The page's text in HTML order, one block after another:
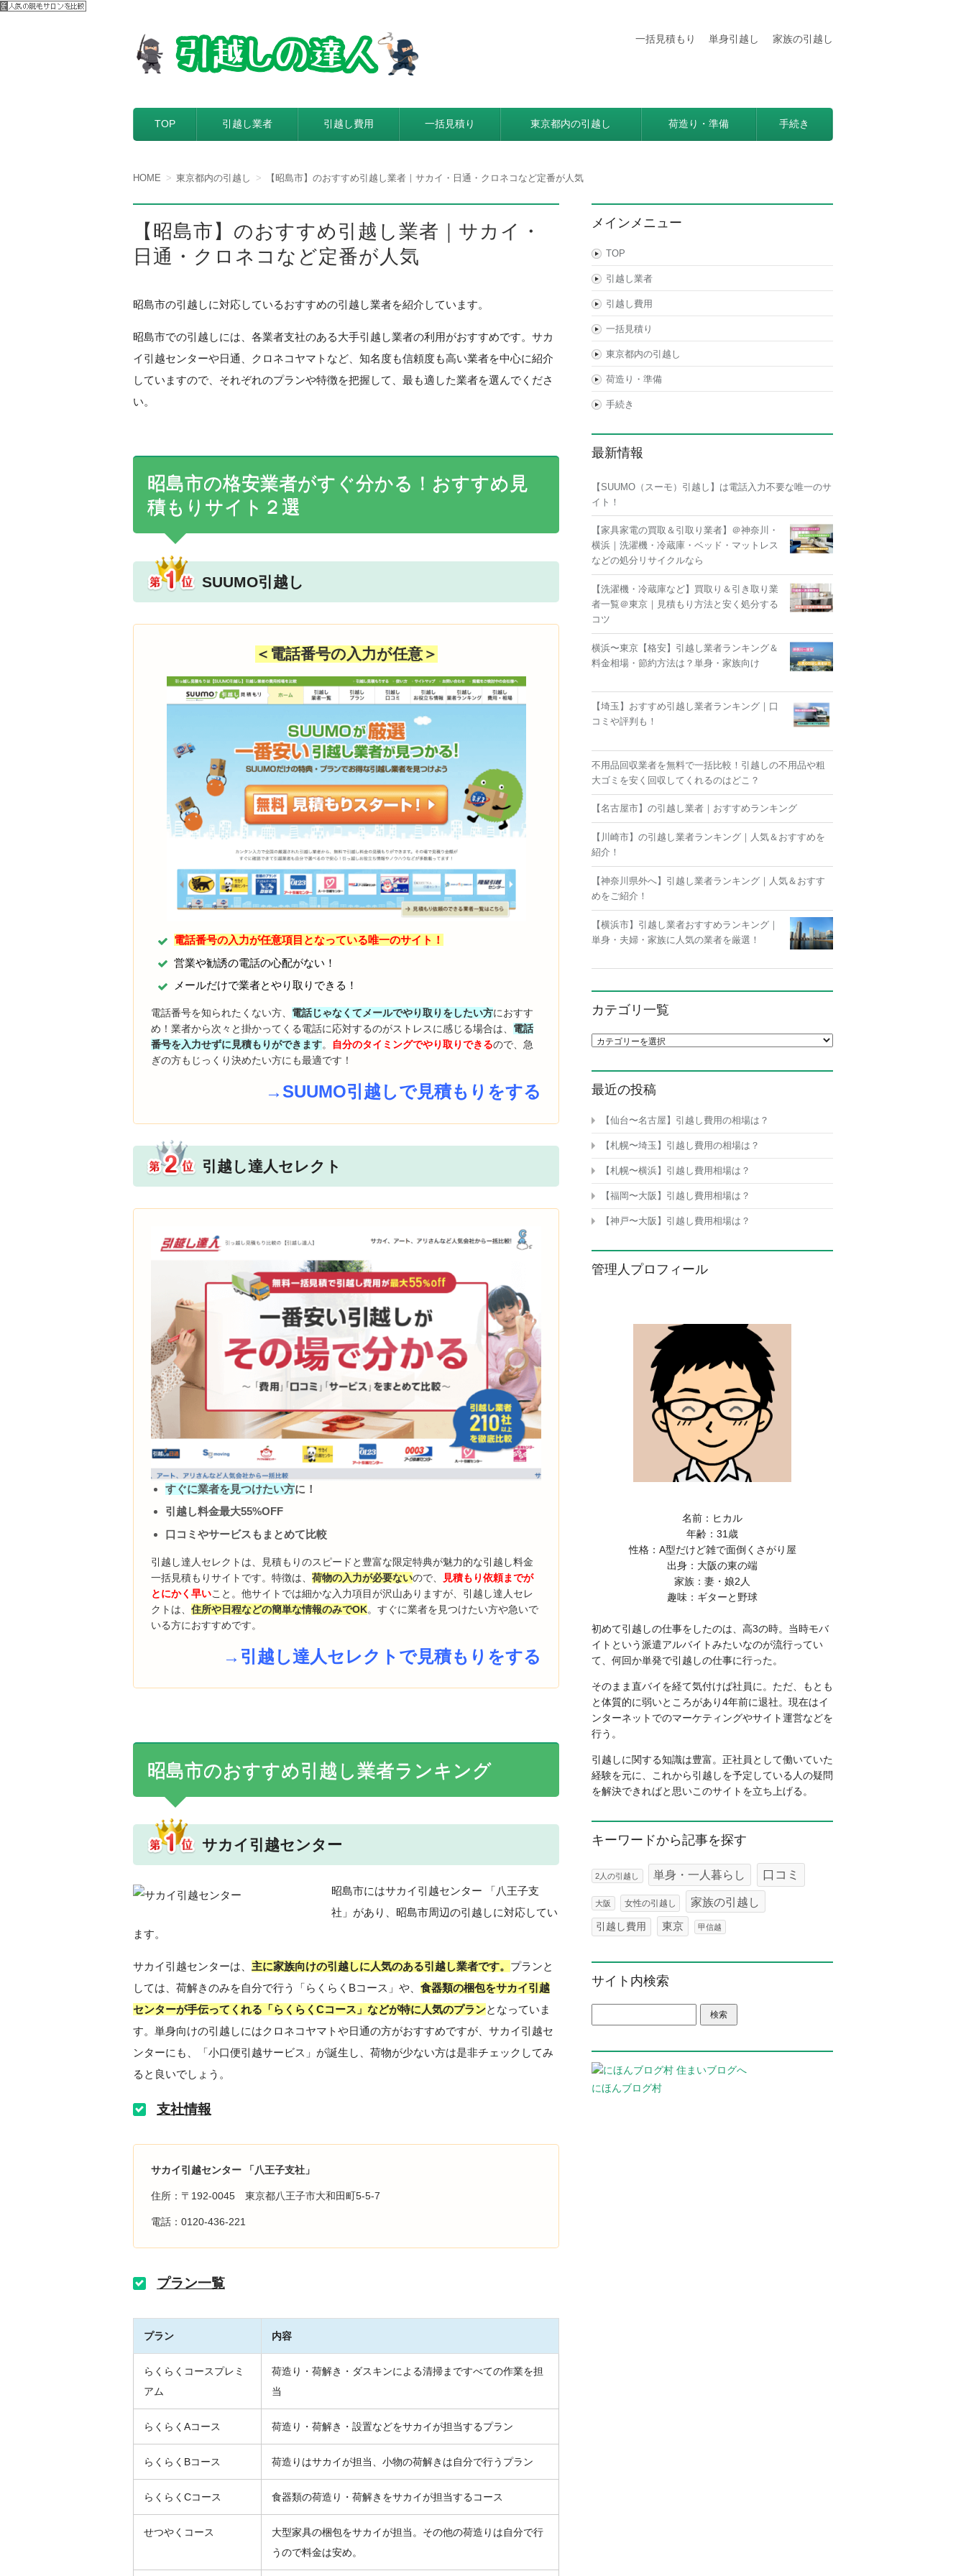
一括見積もり 単身引越し 家族の引越し
コンテンツへ移動
TOP 引越し業者 引越し費用 一括見積り 東京都内の引越し 荷造り・準備 手続き
HOME 東京都内の引越し 【昭島市】のおすすめ引越し業者｜サカイ・日通・クロネコなど定番が人気
【昭島市】のおすすめ引越し業者｜サカイ・
日通・クロネコなど定番が人気
昭島市の引越しに対応しているおすすめの引越し業者を紹介しています。
昭島市での引越しには、各業者支社のある大手引越し業者の利用がおすすめです。サカ
イ引越センターや日通、クロネコヤマトなど、知名度も信頼度も高い業者を中心に紹介
していますので、それぞれのプランや特徴を把握して、最も適した業者を選んでくださ
い。
昭島市の格安業者がすぐ分かる！おすすめ見
積もりサイト２選
SUUMO引越し
＜電話番号の入力が任意＞
電話番号の入力が任意項目となっている唯一のサイト！
営業や勧誘の電話の心配がない！
メールだけで業者とやり取りできる！
電話番号を知られたくない方、 電話じゃなくてメールでやり取りをしたい方におすす
め！業者から次々と掛かってくる電話に応対するのがストレスに感じる場合は、 電話
番号を入力せずに見積もりができます。 自分のタイミングでやり取りできるので、急
ぎの方もじっくり決めたい方にも最適です！
→SUUMO引越しで見積もりをする
引越し達人セレクト
すぐに業者を見つけたい方に！
引越し料金最大55%OFF
口コミやサービスもまとめて比較
引越し達人セレクトは、見積もりのスピードと豊富な限定特典が魅力的な引越し料金
一括見積もりサイトです。特徴は、荷物の入力が必要ないので、
見積もり依頼までが
とにかく早いこと。他サイトでは細かな入力項目が沢山ありますが、引越し達人セレ
クトは、住所や日程などの簡単な情報のみでOK。すぐに業者を見つけたい方や急いで
いる方におすすめです。
→引越し達人セレクトで見積もりをする
昭島市のおすすめ引越し業者ランキング
サカイ引越センター
昭島市にはサカイ引越センター 「八王子支
社」があり、昭島市周辺の引越しに対応してい
ます。
サカイ引越センターは、 主に家族向けの引越しに人気のある引越し業者です。 プランと
しては、荷解きのみを自分で行う「らくらくBコース」や、 食器類の梱包をサカイ引越
センターが手伝ってくれる「らくらくCコース」などが特に人気のプランとなっていま
す。単身向けの引越しにはクロネコヤマトや日通の方がおすすめですが、サカイ引越セ
ンターにも、「小口便引越サービス」が誕生し、荷物が少ない方は是非チェックしてみ
ると良いでしょう。
支社情報
サカイ引越センター 「八王子支社」
住所：〒192-0045 東京都八王子市大和田町5-5-7
電話：0120-436-221
プラン一覧
プラン 内容
らくらくコースプレミ
アム
荷造り・荷解き・ダスキンによる清掃まですべての作業を担
当
らくらくAコース 荷造り・荷解き・設置などをサカイが担当するプラン
らくらくBコース 荷造りはサカイが担当、小物の荷解きは自分で行うプラン
らくらくCコース 食器類の荷造り・荷解きをサカイが担当するコース
せつやくコース
大型家具の梱包をサカイが担当。その他の荷造りは自分で行
うので料金は安め。
メインメニュー
TOP
引越し業者
引越し費用
一括見積り
東京都内の引越し
荷造り・準備
手続き
最新情報
【SUUMO（スーモ）引越し】は電話入力不要な唯一のサ
イト！
【家具家電の買取＆引取り業者】＠神奈川・
横浜｜洗濯機・冷蔵庫・ベッド・マットレス
などの処分リサイクルなら
【洗濯機・冷蔵庫など】買取り＆引き取り業
者一覧＠東京｜見積もり方法と安く処分する
コツ
横浜〜東京【格安】引越し業者ランキング＆
料金相場・節約方法は？単身・家族向け
【埼玉】おすすめ引越し業者ランキング｜口
コミや評判も！
不用品回収業者を無料で一括比較！引越しの不用品や粗
大ゴミを安く回収してくれるのはどこ？
【名古屋市】の引越し業者｜おすすめランキング
【川崎市】の引越し業者ランキング｜人気＆おすすめを
紹介！
【神奈川県外へ】引越し業者ランキング｜人気＆おすす
めをご紹介！
【横浜市】引越し業者おすすめランキング｜
単身・夫婦・家族に人気の業者を厳選！
カテゴリ一覧
カテゴリ一覧
最近の投稿
【仙台〜名古屋】引越し費用の相場は？
【札幌〜埼玉】引越し費用の相場は？
【札幌〜横浜】引越し費用相場は？
【福岡〜大阪】引越し費用相場は？
【神戸〜大阪】引越し費用相場は？
管理人プロフィール
名前：ヒカル
年齢：31歳
性格：A型だけど雑で面倒くさがり屋
出身：大阪の東の端
家族：妻・娘2人
趣味：ギターと野球
初めて引越しの仕事をしたのは、高3の時。当時モバ
イトという派遣アルバイトみたいなのが流行ってい
て、何回か単発で引越しの仕事に行った。
そのまま直バイを経て気付けば社員に。ただ、もとも
と体質的に弱いところがあり4年前に退社。現在はイ
ンターネットでのマーケティングやサイト運営などを
行う。
引越しに関する知識は豊富。正社員として働いていた
経験を元に、これから引越しを予定している人の疑問
を解決できればと思いこのサイトを立ち上げる。
キーワードから記事を探す
2人の引越し 単身・一人暮らし 口コミ
大阪 女性の引越し 家族の引越し
引越し費用 東京 甲信越
サイト内検索
にほんブログ村